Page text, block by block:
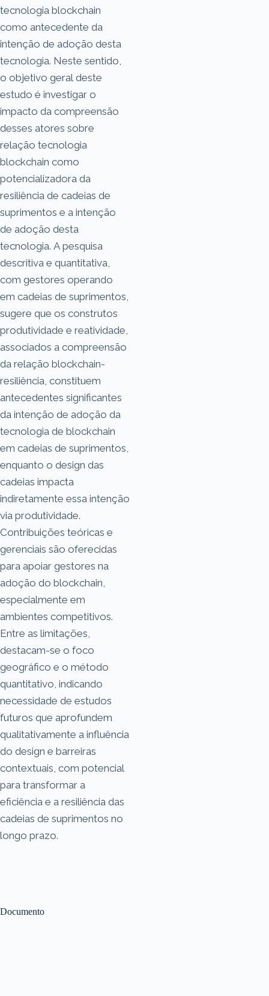
Documento
tecnologia blockchain
como antecedente da
intenção de adoção desta
tecnologia. Neste sentido,
o objetivo geral deste
estudo é investigar o
impacto da compreensão
desses atores sobre
relação tecnologia
blockchain como
potencializadora da
resiliência de cadeias de
suprimentos e a intenção
de adoção desta
tecnologia. A pesquisa
descritiva e quantitativa,
com gestores operando
em cadeias de suprimentos,
sugere que os construtos
produtividade e reatividade,
associados a compreensão
da relação blockchain-
resiliência, constituem
antecedentes significantes
da intenção de adoção da
tecnologia de blockchain
em cadeias de suprimentos,
enquanto o design das
cadeias impacta
indiretamente essa intenção
via produtividade.
Contribuições teóricas e
gerenciais são oferecidas
para apoiar gestores na
adoção do blockchain,
especialmente em
ambientes competitivos.
Entre as limitações,
destacam-se o foco
geográfico e o método
quantitativo, indicando
necessidade de estudos
futuros que aprofundem
qualitativamente a influência
do design e barreiras
contextuais, com potencial
para transformar a
eficiência e a resiliência das
cadeias de suprimentos no
longo prazo.